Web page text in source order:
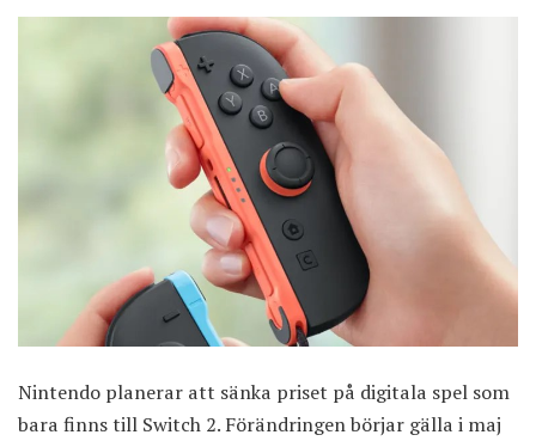
Nintendo planerar att sänka priset på digitala spel som
bara finns till Switch 2. Förändringen börjar gälla i maj